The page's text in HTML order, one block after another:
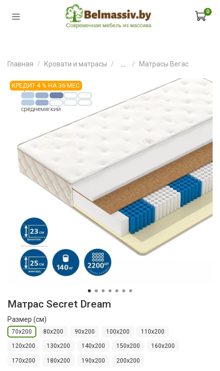
0
Главная Кровати и матрасы Матрасы Вегас
КРЕДИТ 4 % НА 36 МЕС
Матрас Secret Dream
Размер (см)
70x200 80х200 90х200 100х200 110х200
120х200 130х200 140х200 150х200 160х200
170х200 180х200 190х200 200х200